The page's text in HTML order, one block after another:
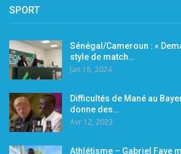
SPORT
Sénégal/Cameroun : «
style de match…
Jan 18, 2024
Difficultés de Mané au
donne des…
Avr 12, 2023
Athlétisme – Gabriel Faye